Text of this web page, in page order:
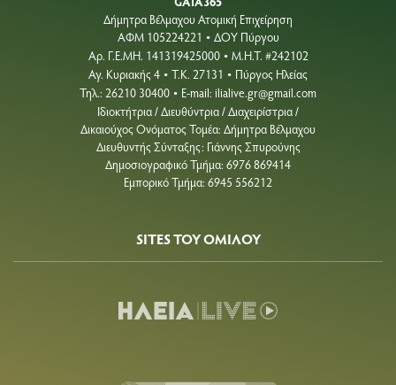
Δήμητρα Βέλμαχου Ατομική Επιχείρηση
ΑΦΜ 105224221 • ΔΟΥ Πύργου
Aρ. Γ.Ε.ΜΗ. 141319425000 • Μ.Η.Τ. #242102
Αγ. Κυριακής 4 • Τ.Κ. 27131 • Πύργος Ηλείας
Τηλ.: 26210 30400 • E-mail: ilialive.gr@gmail.com
Ιδιοκτήτρια / Διευθύντρια / Διαχειρίστρια /
Δικαιούχος Ονόματος Τομέα: Δήμητρα Βέλμαχου
Διευθυντής Σύνταξης: Γιάννης Σπυρούνης
Δημοσιογραφικό Τμήμα: 6976 869414
Εμπορικό Τμήμα: 6945 556212
SITES ΤΟΥ ΟΜΙΛΟΥ